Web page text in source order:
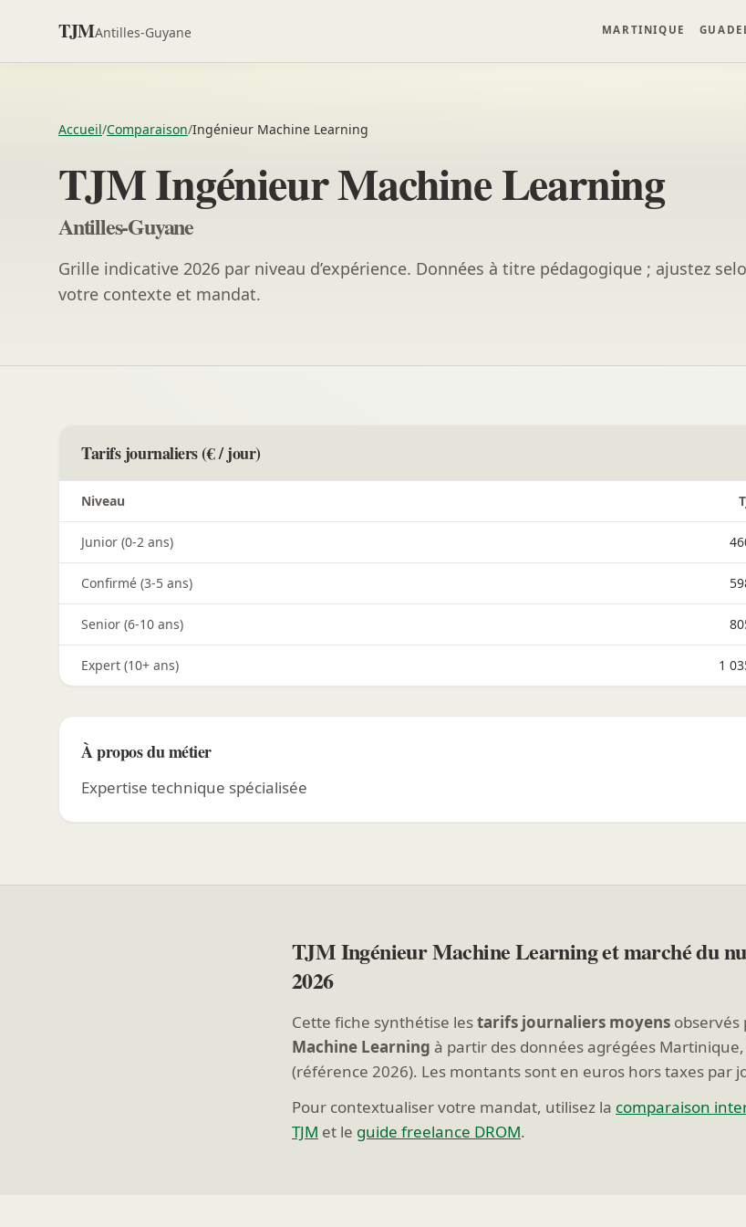
TJMAntilles-Guyane MARTINIQUE
Accueil/Comparaison/Ingénieur Machine Learning
TJM Ingénieur Machine Learning
Antilles-Guyane
Grille indicative 2026 par niveau d’expérience. Données à titre pédagogique ; ajustez
votre contexte et mandat.
Tarifs journaliers (€ / jour)
Niveau
Junior (0-2 ans)
Confirmé (3-5 ans)
Senior (6-10 ans)
Expert (10+ ans) 1
À propos du métier
Expertise technique spécialisée
TJM Ingénieur Machine Learning et marché du
2026
Cette fiche synthétise lestarifs journaliers moyens observés
Machine Learning à partir des données agrégées
(référence 2026). Les montants sont en euros hors taxes par
Pour contextualiser votre mandat, utilisez la comparaison
TJM et le guide freelance DROM.